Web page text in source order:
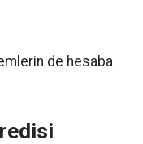
de hesaba